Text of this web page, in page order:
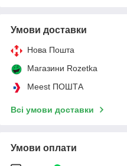
Умови доставки
Нова Пошта
Магазини Rozetka
Meest ПОШТА
Всі умови доставки
Умови оплати